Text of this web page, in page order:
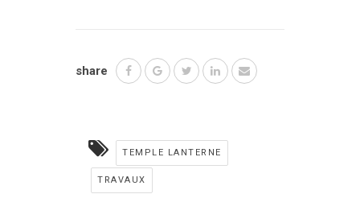
share
TEMPLE LANTERNE
TRAVAUX